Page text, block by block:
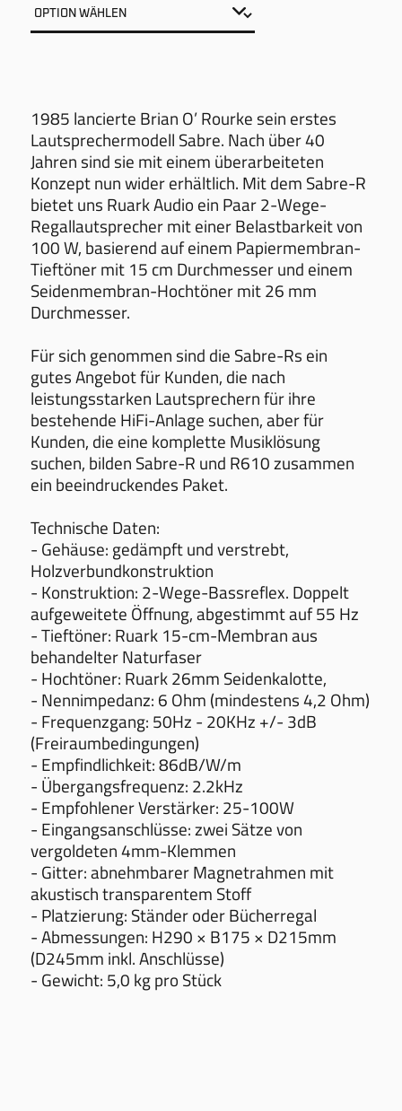
1985 lancierte Brian O’ Rourke sein erstes
Lautsprechermodell Sabre. Nach über 40
Jahren sind sie mit einem überarbeiteten
Konzept nun wider erhältlich. Mit dem Sabre-R
bietet uns Ruark Audio ein Paar 2-Wege-
Regallautsprecher mit einer Belastbarkeit von
100 W, basierend auf einem Papiermembran-
Tieftöner mit 15 cm Durchmesser und einem
Seidenmembran-Hochtöner mit 26 mm
Durchmesser.
Für sich genommen sind die Sabre-Rs ein
gutes Angebot für Kunden, die nach
leistungsstarken Lautsprechern für ihre
bestehende HiFi-Anlage suchen, aber für
Kunden, die eine komplette Musiklösung
suchen, bilden Sabre-R und R610 zusammen
ein beeindruckendes Paket.
Technische Daten:
- Gehäuse: gedämpft und verstrebt,
Holzverbundkonstruktion
- Konstruktion: 2-Wege-Bassreflex. Doppelt
aufgeweitete Öffnung, abgestimmt auf 55 Hz
- Tieftöner: Ruark 15-cm-Membran aus
behandelter Naturfaser
- Hochtöner: Ruark 26mm Seidenkalotte,
- Nennimpedanz: 6 Ohm (mindestens 4,2 Ohm)
- Frequenzgang: 50Hz - 20KHz +/- 3dB
(Freiraumbedingungen)
- Empfindlichkeit: 86dB/W/m
- Übergangsfrequenz: 2.2kHz
- Empfohlener Verstärker: 25-100W
- Eingangsanschlüsse: zwei Sätze von
vergoldeten 4mm-Klemmen
- Gitter: abnehmbarer Magnetrahmen mit
akustisch transparentem Stoff
- Platzierung: Ständer oder Bücherregal
- Abmessungen: H290 × B175 × D215mm
(D245mm inkl. Anschlüsse)
- Gewicht: 5,0 kg pro Stück